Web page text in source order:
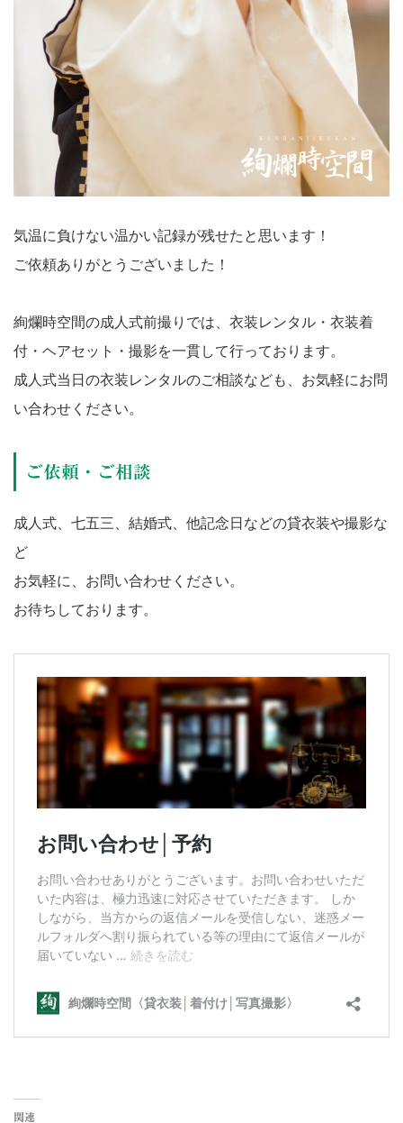
気温に負けない温かい記録が残せたと思います！
ご依頼ありがとうございました！
絢爛時空間の成人式前撮りでは、衣装レンタル・衣装着
付・ヘアセット・撮影を一貫して行っております。
成人式当日の衣装レンタルのご相談なども、お気軽にお問
い合わせください。
ご依頼・ご相談
成人式、七五三、結婚式、他記念日などの貸衣装や撮影な
ど
お気軽に、お問い合わせください。
お待ちしております。
関連